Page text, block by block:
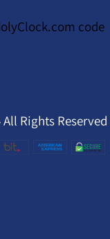
code
Rights Reserved